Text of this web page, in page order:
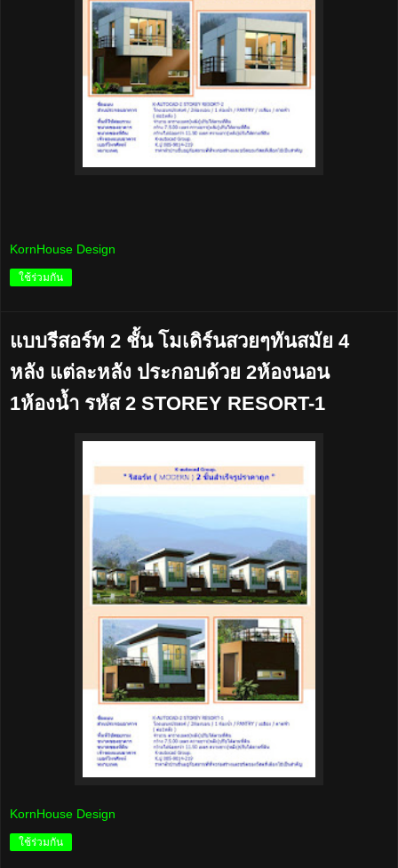
KornHouse Design
ใช้ร่วมกัน
แบบรีสอร์ท 2 ชั้น โมเดิร์นสวยๆทันสมัย 4
หลัง แต่ละหลัง ประกอบด้วย 2ห้องนอน
1ห้องน้ำ รหัส 2 STOREY RESORT-1
KornHouse Design
ใช้ร่วมกัน